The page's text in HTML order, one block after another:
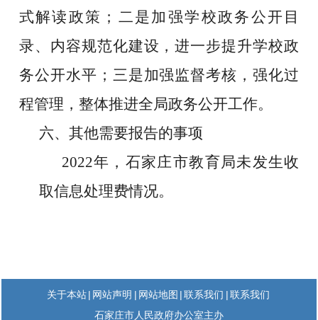
式解读政策；二是加强学校政务公开目
录、内容规范化建设，进一步提升学校政
务公开水平；三是加强监督考核，强化过
程管理，整体推进全局政务公开工作。
六、 其他需要报告的事项
2022年，石家庄市教育局未发生收
取信息处理费情况。
关于本站 | 网站声明 | 网站地图 | 联系我们 | 联系我们
石家庄市人民政府办公室主办